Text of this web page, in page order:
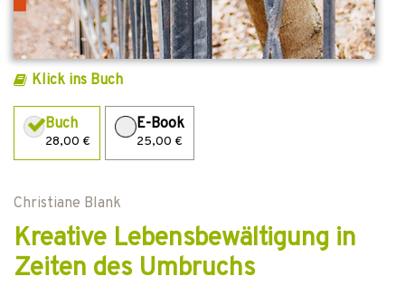
Klick ins Buch
Buch
28,00 €
E-Book
25,00 €
Christiane Blank
Kreative Lebensbewältigung in
Zeiten des Umbruchs